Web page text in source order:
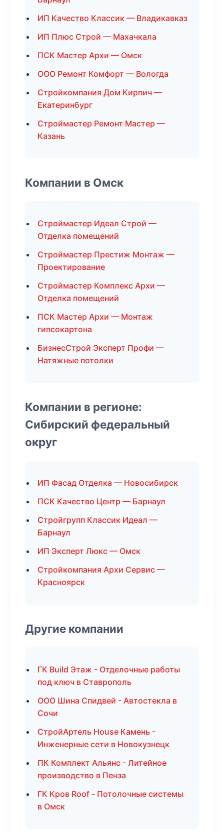
ИП Качество Классик — Владикавказ
ИП Плюс Строй — Махачкала
ПСК Мастер Архи — Омск
ООО Ремонт Комфорт — Вологда
Стройкомпания Дом Кирпич —
Екатеринбург
Строймастер Ремонт Мастер —
Казань
Компании в Омск
Строймастер Идеал Строй —
Отделка помещений
Строймастер Престиж Монтаж —
Проектирование
Строймастер Комплекс Архи —
Отделка помещений
ПСК Мастер Архи — Монтаж
гипсокартона
БизнесСтрой Эксперт Профи —
Натяжные потолки
Компании в регионе:
Сибирский федеральный
округ
ИП Фасад Отделка — Новосибирск
ПСК Качество Центр — Барнаул
Стройгрупп Классик Идеал —
Барнаул
ИП Эксперт Люкс — Омск
Стройкомпания Архи Сервис —
Красноярск
Другие компании
ГК Build Этаж - Отделочные работы
под ключ в Ставрополь
ООО Шина Спидвей - Автостекла в
Сочи
СтройАртель House Камень -
Инженерные сети в Новокузнецк
ПК Комплект Альянс - Литейное
производство в Пенза
ГК Кров Roof - Потолочные системы
в Омск